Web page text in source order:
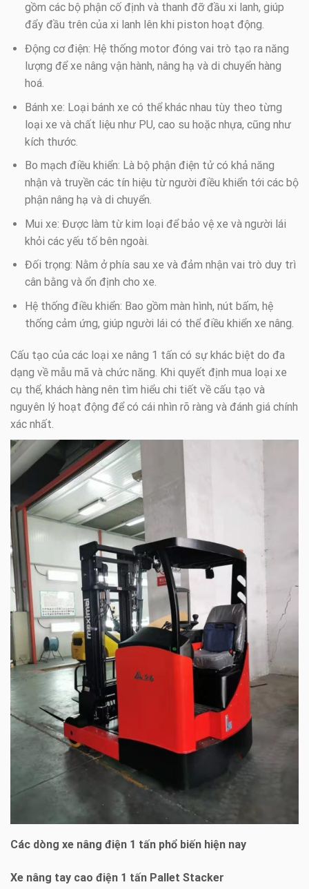
gồm các bộ phận cố định và thanh đỡ đầu xi lanh, giúp
đẩy đầu trên của xi lanh lên khi piston hoạt động.
Động cơ điện: Hệ thống motor đóng vai trò tạo ra năng
lượng để xe nâng vận hành, nâng hạ và di chuyển hàng
hoá.
Bánh xe: Loại bánh xe có thể khác nhau tùy theo từng
loại xe và chất liệu như PU, cao su hoặc nhựa, cũng như
kích thước.
Bo mạch điều khiển: Là bộ phận điện tử có khả năng
nhận và truyền các tín hiệu từ người điều khiển tới các bộ
phận nâng hạ và di chuyển.
Mui xe: Được làm từ kim loại để bảo vệ xe và người lái
khỏi các yếu tố bên ngoài.
Đối trọng: Nằm ở phía sau xe và đảm nhận vai trò duy trì
cân bằng và ổn định cho xe.
Hệ thống điều khiển: Bao gồm màn hình, nút bấm, hệ
thống cảm ứng, giúp người lái có thể điều khiển xe nâng.
Cấu tạo của các loại xe nâng 1 tấn có sự khác biệt do đa
dạng về mẫu mã và chức năng. Khi quyết định mua loại xe
cụ thể, khách hàng nên tìm hiểu chi tiết về cấu tạo và
nguyên lý hoạt động để có cái nhìn rõ ràng và đánh giá chính
xác nhất.
Các dòng xe nâng điện 1 tấn phổ biến hiện nay
Xe nâng tay cao điện 1 tấn Pallet Stacker